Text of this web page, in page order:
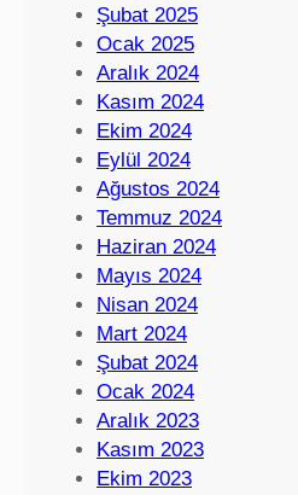
Şubat 2025
Ocak 2025
Aralık 2024
Kasım 2024
Ekim 2024
Eylül 2024
Ağustos 2024
Temmuz 2024
Haziran 2024
Mayıs 2024
Nisan 2024
Mart 2024
Şubat 2024
Ocak 2024
Aralık 2023
Kasım 2023
Ekim 2023